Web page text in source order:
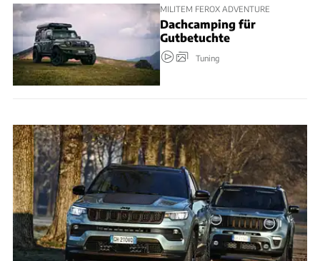
MILITEM FEROX ADVENTURE
Dachcamping für
Gutbetuchte
Tuning